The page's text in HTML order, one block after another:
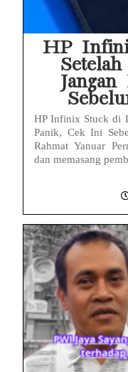
HP
HP Infinix Stuck di
Panik, Cek Ini
Rahmat Yanuar
dan memasang